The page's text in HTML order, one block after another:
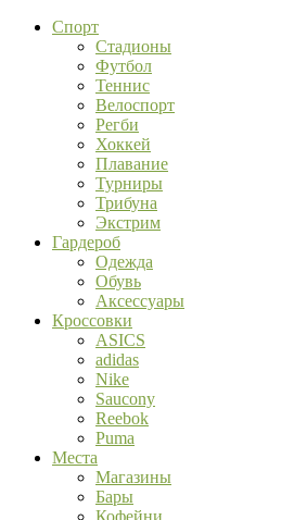
Спорт
Стадионы
Футбол
Теннис
Велоспорт
Регби
Хоккей
Плавание
Турниры
Трибуна
Экстрим
Гардероб
Одежда
Обувь
Аксессуары
Кроссовки
ASICS
adidas
Nike
Saucony
Reebok
Puma
Места
Магазины
Бары
Кофейни